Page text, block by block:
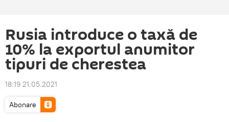
Rusia introduce o taxă de
10% la exportul anumitor
tipuri de cherestea
18:19 21.05.2021
Abonare